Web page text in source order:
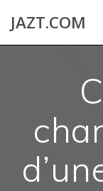
JAZT.COM